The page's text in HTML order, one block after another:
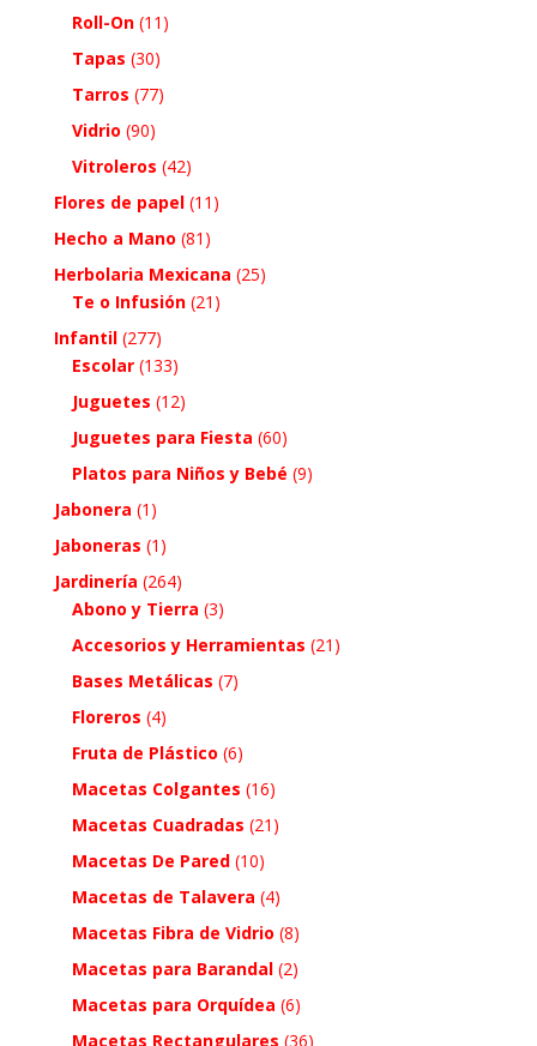
Roll-On (11)
Tapas (30)
Tarros (77)
Vidrio (90)
Vitroleros (42)
Flores de papel (11)
Hecho a Mano (81)
Herbolaria Mexicana (25)
Te o Infusión (21)
Infantil (277)
Escolar (133)
Juguetes (12)
Juguetes para Fiesta (60)
Platos para Niños y Bebé (9)
Jabonera (1)
Jaboneras (1)
Jardinería (264)
Abono y Tierra (3)
Accesorios y Herramientas (21)
Bases Metálicas (7)
Floreros (4)
Fruta de Plástico (6)
Macetas Colgantes (16)
Macetas Cuadradas (21)
Macetas De Pared (10)
Macetas de Talavera (4)
Macetas Fibra de Vidrio (8)
Macetas para Barandal (2)
Macetas para Orquídea (6)
Macetas Rectangulares (36)